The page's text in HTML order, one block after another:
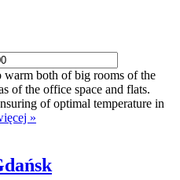
warm both of big rooms of the
of the office space and flats.
of optimal temperature in
»